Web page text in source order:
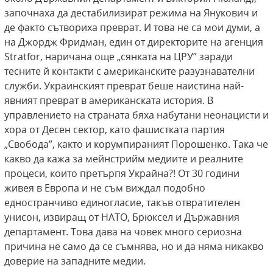
започнаха да дестабилизират режима на Янукович и
де факто сътвориха преврат. И това не са мои думи, a
на Джордж Фридман, един от директорите на агенция
Stratfor, наричана още „сянката на ЦРУ” заради
тесните й контакти с американските разузнавателни
служби. Украинският преврат беше наистина най-
явният преврат в американската история. В
управлението на страната бяха набутани неонацисти и
хора от Десен сектор, като фашистката партия
„Свобода”, както и корумпираният Порошенко. Така че
какво да кажа за мейнстрийм медиите и реалните
процеси, които претърпя Украйна?! От 30 години
живея в Европа и не съм виждал подобно
едностранчиво единогласие, такъв отвратителен
унисон, извиращ от НАТО, Брюксел и Държавния
департамент. Това дава на човек много сериозна
причина не само да се съмнява, но и да няма никакво
доверие на западните медии.